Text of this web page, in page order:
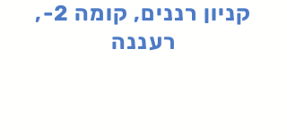
קניון רננים, קומה 2-,
רעננה